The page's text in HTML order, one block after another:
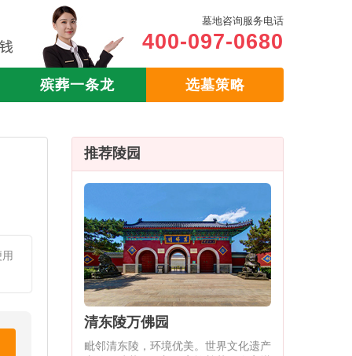
墓地咨询服务电话
400-097-0680
殡葬一条龙 选墓策略
推荐陵园
清东陵万佛园
毗邻清东陵，环境优美。世界文化遗产